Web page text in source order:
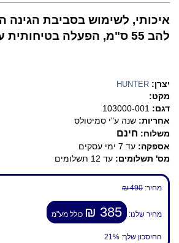
איכותי, לשימוש בסביבת הגינה
להב 55 ס"מ, הפעלה בטיחותית ע"י 2 מפסקים.
יצרן: HUNTER
מקט:
דגם: 103000-001
אחריות: שנה ע"י סמיטולס
משלוח: חינם
אספקה: עד 7 ימי עסקים
מס' תשלומים: עד 12 תשלומים
מחיר: 490 ₪
מחיר שלנו: 385 ₪ כולל מע"מ
החיסכון שלך: 21%